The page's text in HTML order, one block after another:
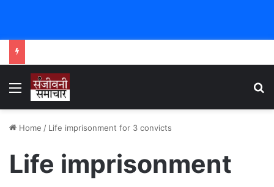
Menu
Home / Life imprisonment for 3 convicts
Life imprisonment